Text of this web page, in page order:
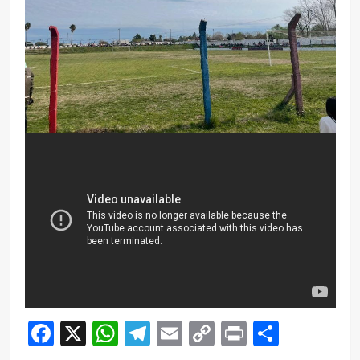
Facebook
X WhatsApp
Telegram
EmailCopy
Print